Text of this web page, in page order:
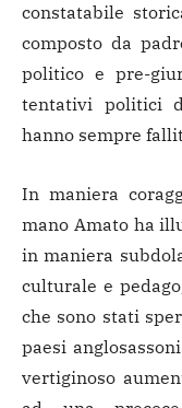
constatabile
composto da
politico e pre-
tentativi politici
hanno sempre
In maniera
mano Amato ha
in maniera
culturale e
che sono stati
paesi
vertiginoso